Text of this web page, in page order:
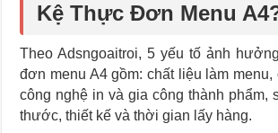
Kệ Thực Đơn Menu
Theo Adsngoaitroi, 5 yếu tố ảnh
đơn menu A4 gồm: chất liệu làm menu,
công nghệ in và gia công thành phẩm,
thước, thiết kế và thời gian lấy hàng.